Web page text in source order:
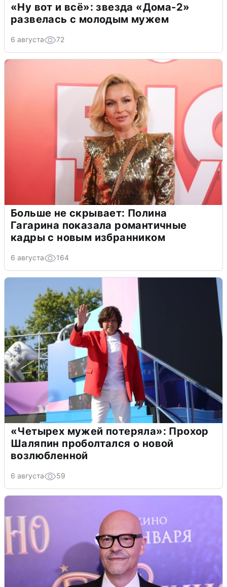
«Ну вот и всё»: звезда «Дома-2»
развелась с молодым мужем
6 августа 72
Больше не скрывает: Полина
Гагарина показала романтичные
кадры с новым избранником
6 августа 164
«Четырех мужей потеряла»: Прохор
Шаляпин проболтался о новой
возлюбленной
6 августа 59